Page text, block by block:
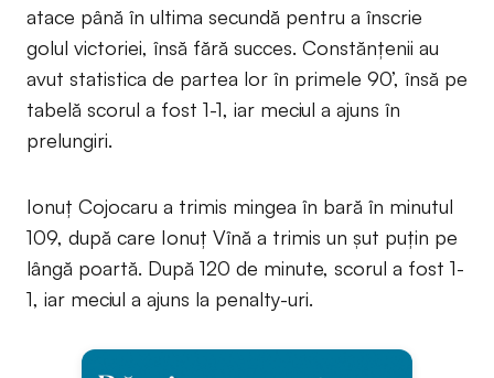
atace până în ultima secundă pentru a înscrie
golul victoriei, însă fără succes. Constănțenii au
avut statistica de partea lor în primele 90’, însă pe
tabelă scorul a fost 1-1, iar meciul a ajuns în
prelungiri.
Ionuț Cojocaru a trimis mingea în bară în minutul
109, după care Ionuț Vînă a trimis un șut puțin pe
lângă poartă. După 120 de minute, scorul a fost 1-
1, iar meciul a ajuns la penalty-uri.